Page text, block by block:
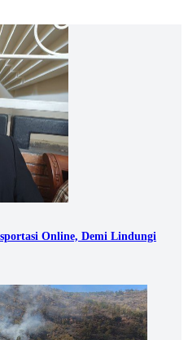
Online, Demi Lindungi